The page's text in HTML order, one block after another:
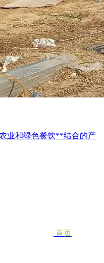
业和绿色餐饮**结合的产
首页